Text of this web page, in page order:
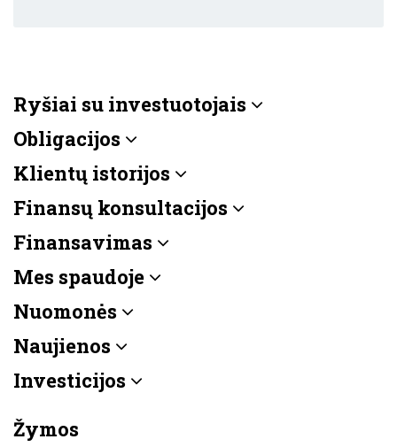
Ryšiai su investuotojais
Obligacijos
Klientų istorijos
Finansų konsultacijos
Finansavimas
Mes spaudoje
Nuomonės
Naujienos
Investicijos
Žymos